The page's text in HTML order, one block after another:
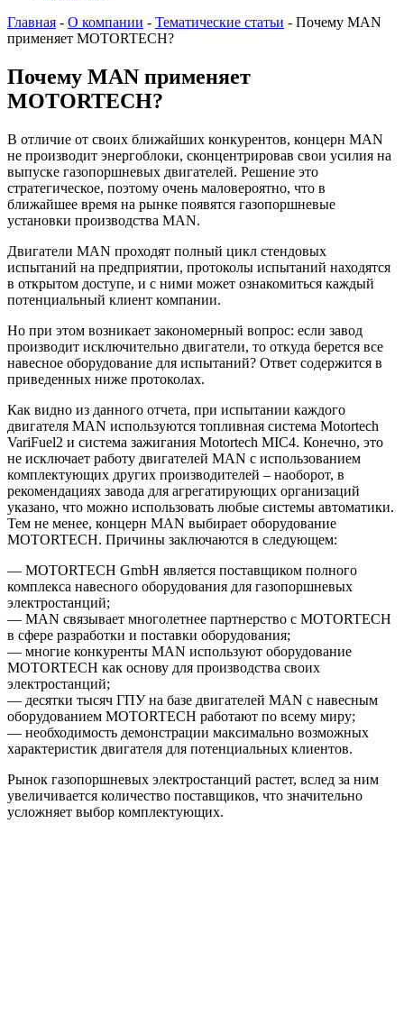
Главная - О компании - Тематические статьи - Почему MAN
применяет MOTORTECH?
Почему MAN применяет
MOTORTECH?
В отличие от своих ближайших конкурентов, концерн MAN
не производит энергоблоки, сконцентрировав свои усилия на
выпуске газопоршневых двигателей. Решение это
стратегическое, поэтому очень маловероятно, что в
ближайшее время на рынке появятся газопоршневые
установки производства MAN.
Двигатели MAN проходят полный цикл стендовых
испытаний на предприятии, протоколы испытаний находятся
в открытом доступе, и с ними может ознакомиться каждый
потенциальный клиент компании.
Но при этом возникает закономерный вопрос: если завод
производит исключительно двигатели, то откуда берется все
навесное оборудование для испытаний? Ответ содержится в
приведенных ниже протоколах.
Как видно из данного отчета, при испытании каждого
двигателя MAN используются топливная система Motortech
VariFuel2 и система зажигания Motortech MIC4. Конечно, это
не исключает работу двигателей MAN с использованием
комплектующих других производителей – наоборот, в
рекомендациях завода для агрегатирующих организаций
указано, что можно использовать любые системы автоматики.
Тем не менее, концерн MAN выбирает оборудование
MOTORTECH. Причины заключаются в следующем:
— MOTORTECH GmbH является поставщиком полного
комплекса навесного оборудования для газопоршневых
электростанций;
— MAN связывает многолетнее партнерство с MOTORTECH
в сфере разработки и поставки оборудования;
— многие конкуренты MAN используют оборудование
MOTORTECH как основу для производства своих
электростанций;
— десятки тысяч ГПУ на базе двигателей MAN с навесным
оборудованием MOTORTECH работают по всему миру;
— необходимость демонстрации максимально возможных
характеристик двигателя для потенциальных клиентов.
Рынок газопоршневых электростанций растет, вслед за ним
увеличивается количество поставщиков, что значительно
усложняет выбор комплектующих.